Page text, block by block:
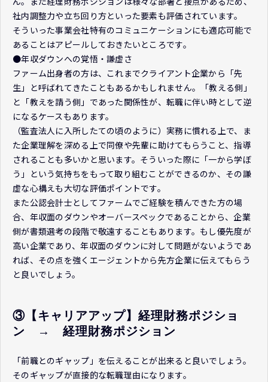
社内調整力や立ち回り方といった要素も評価されています。
そういった事業会社特有のコミュニケーションにも適応可能で
あることはアピールしておきたいところです。
●年収ダウンへの覚悟・謙虚さ
ファーム出身者の方は、これまでクライアント企業から「先
生」と呼ばれてきたこともあるかもしれません。「教える側」
と「教えを請う側」であった関係性が、転職に伴い時として逆
になるケースもあります。
（監査法人に入所したての頃のように）実務に慣れる上で、ま
た企業理解を深める上で同僚や先輩に助けてもらうこと、指導
されることも多いかと思います。そういった際に「一から学ぼ
う」という気持ちをもって取り組むことができるのか、その謙
虚な心構えも大切な評価ポイントです。
また公認会計士としてファームでご経験を積んできた方の場
合、年収面のダウンやオーバースペックであることから、企業
側が書類選考の段階で敬遠することもあります。もし優先度が
高い企業であり、年収面のダウンに対して問題がないようであ
れば、その点を強くエージェントから先方企業に伝えてもらう
と良いでしょう。
③【キャリアアップ】経理財務ポジショ
ン　→　経理財務ポジション
「前職とのギャップ」を伝えることが出来ると良いでしょう。
そのギャップが直接的な転職理由になります。